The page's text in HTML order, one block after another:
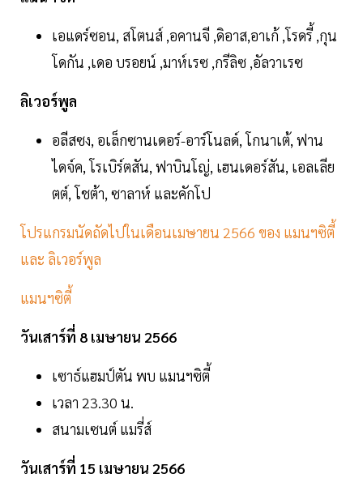
เอแดร์ซอน, สโตนส์ ,อคานจี ,ดิอาส,อาเก้ ,โรดรี้ ,กุน
โดกัน ,เดอ บรอยน์ ,มาห์เรซ ,กรีลิซ ,อัลวาเรซ
ลิเวอร์พูล
อลีสซง, อเล็กซานเดอร์-อาร์โนลด์, โกนาเต้, ฟาน
ไดจ์ค, โรเบิร์ตสัน, ฟาบินโญ่, เฮนเดอร์สัน, เอลเลีย
ตต์, โชต้า, ซาลาห์ และคักโป
โปรแกรมนัดถัดไปในเดือนเมษายน 2566 ของ แมนฯซิตี้
และ ลิเวอร์พูล
แมนฯซิตี้
วันเสาร์ที่ 8 เมษายน 2566
เซาธ์แฮมป์ตัน พบ แมนฯซิตี้
เวลา 23.30 น.
สนามเซนต์ แมรี่ส์
วันเสาร์ที่ 15 เมษายน 2566